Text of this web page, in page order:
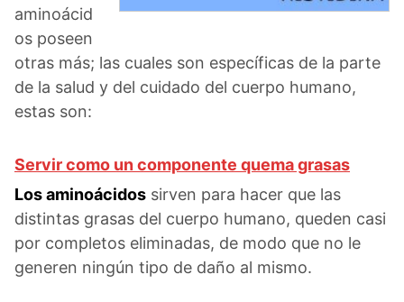
aminoácid
os poseen
otras más; las cuales son específicas de la parte
de la salud y del cuidado del cuerpo humano,
estas son:
Servir como un componente quema grasas
Los aminoácidos sirven para hacer que las
distintas grasas del cuerpo humano, queden casi
por completos eliminadas, de modo que no le
generen ningún tipo de daño al mismo.